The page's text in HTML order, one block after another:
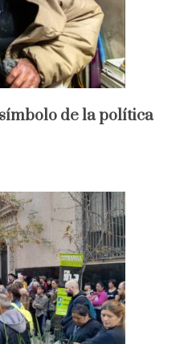
de la política